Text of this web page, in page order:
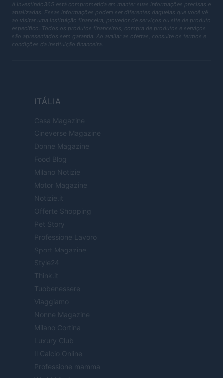
A Investindo365 está comprometida em manter suas informações precisas e
atualizadas. Essas informações podem ser diferentes daquelas que você vê
ao visitar uma instituição financeira, provedor de serviços ou site de produto
específico. Todos os produtos financeiros, compra de produtos e serviços
são apresentados sem garantia. Ao avaliar as ofertas, consulte os termos e
condições da instituição financeira.
ITÁLIA
Casa Magazine
Cineverse Magazine
Donne Magazine
Food Blog
Milano Notizie
Motor Magazine
Notizie.it
Offerte Shopping
Pet Story
Professione Lavoro
Sport Magazine
Style24
Think.it
Tuobenessere
Viaggiamo
Nonne Magazine
Milano Cortina
Luxury Club
Il Calcio Online
Professione mamma